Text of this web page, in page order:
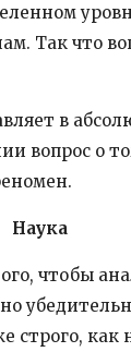
Так что
в
вопрос о
Наука
чтобы
строго, как